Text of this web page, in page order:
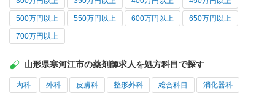
500万円以上 550万円以上 600万円以上 650万円以上
700万円以上
山形県寒河江市の薬剤師求人を処方科目で探す
内科 外科 皮膚科 整形外科 総合科目 消化器科